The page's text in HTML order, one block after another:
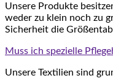
Unsere Produkte
weder zu klein noch zu
Sicherheit die
Muss ich spezielle
Unsere Textilien sind